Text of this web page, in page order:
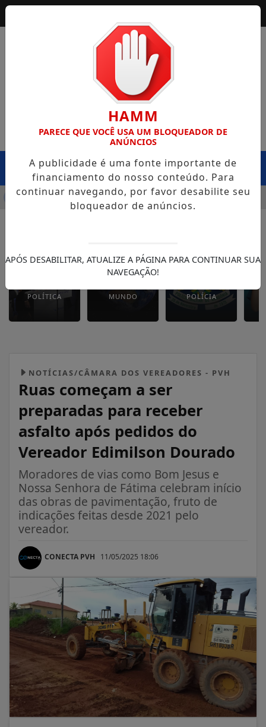
MENU
CAPOTA NA BR-364, EM EXTREMA, E CASO LEVANTA
POLÍTICA MUNDO POLÍCIA
NOTÍCIAS/CÂMARA DOS VEREADORES - PVH
Ruas começam a ser
preparadas para receber
asfalto após pedidos do
Vereador Edimilson Dourado
Moradores de vias como Bom Jesus e
Nossa Senhora de Fátima celebram início
das obras de pavimentação, fruto de
indicações feitas desde 2021 pelo
vereador.
CONECTA PVH 11/05/2025 18:06
HAMM
PARECE QUE VOCÊ USA UM BLOQUEADOR DE
ANÚNCIOS
A publicidade é uma fonte importante de
financiamento do nosso conteúdo. Para
continuar navegando, por favor desabilite seu
bloqueador de anúncios.
APÓS DESABILITAR, ATUALIZE A PÁGINA PARA CONTINUAR SUA
NAVEGAÇÃO!